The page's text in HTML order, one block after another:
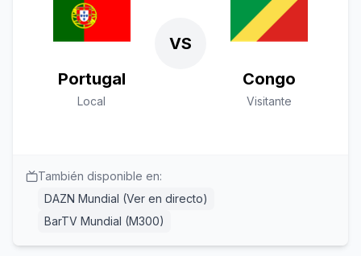
Portugal
Local
VS
Congo
Visitante
También disponible en:
DAZN Mundial (Ver en directo)
BarTV Mundial (M300)